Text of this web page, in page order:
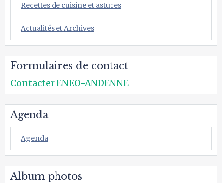
Recettes de cuisine et astuces
Actualités et Archives
Formulaires de contact
Contacter ENEO-ANDENNE
Agenda
Agenda
Album photos